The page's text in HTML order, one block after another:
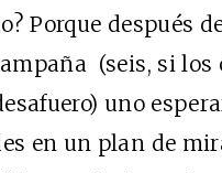
Porque después
(seis, si los
uno
en un plan de